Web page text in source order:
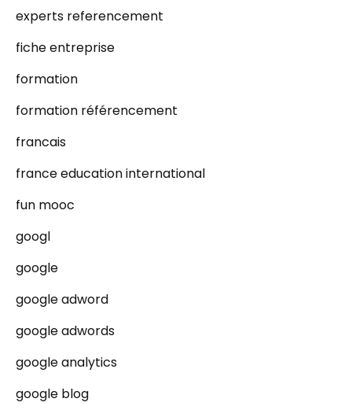
experts referencement
fiche entreprise
formation
formation référencement
francais
france education international
fun mooc
googl
google
google adword
google adwords
google analytics
google blog